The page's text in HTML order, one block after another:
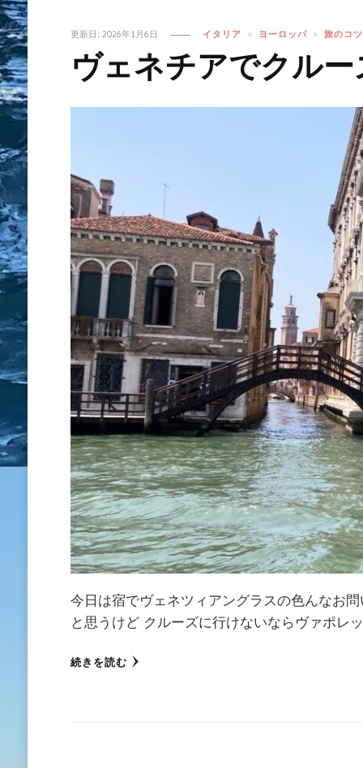
更新日: 2026年1月6日 イタリア ヨーロッパ 旅のコツ
ヴェネチアでクル
今日は宿でヴェネツィアングラスの色んなお
と思うけど クルーズに行けないならヴァポレ
続きを読む